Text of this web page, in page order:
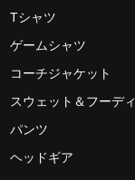
Tシャツ
ゲームシャツ
コーチジャケット
スウェット＆フーディ
パンツ
ヘッドギア